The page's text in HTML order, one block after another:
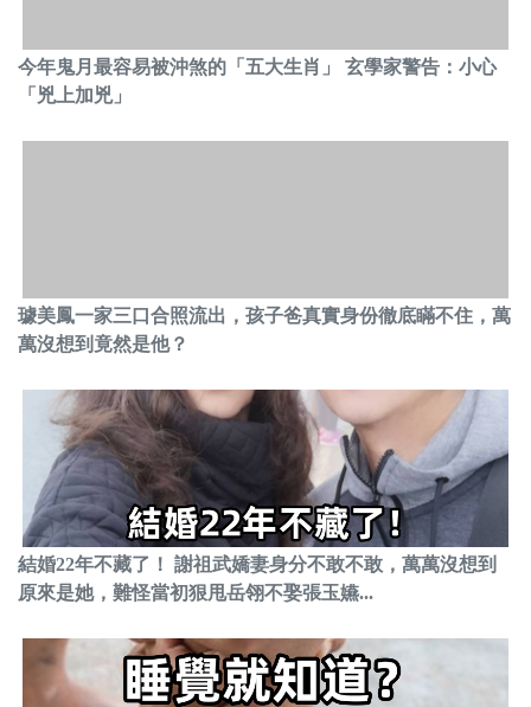
今年鬼月最容易被沖煞的「五大生肖」 玄學家警告：小心
「兇上加兇」
璩美鳳一家三口合照流出，孩子爸真實身份徹底瞞不住，萬
萬沒想到竟然是他？
結婚22年不藏了！ 謝祖武嬌妻身分不敢不敢，萬萬沒想到
原來是她，難怪當初狠甩岳翎不娶張玉嬿...